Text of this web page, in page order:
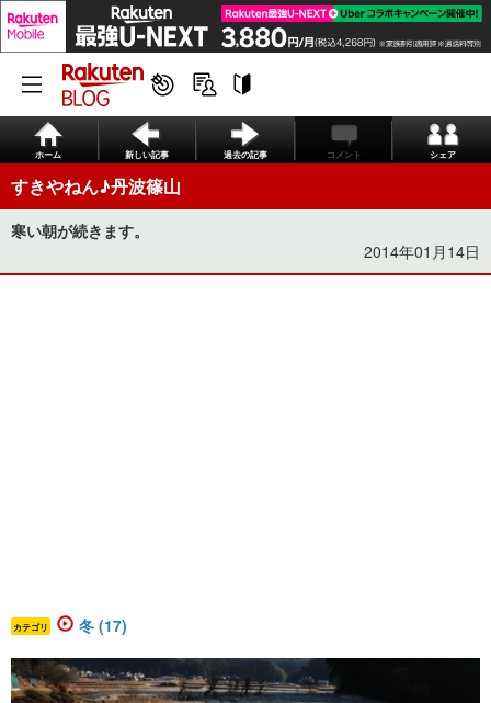
ホーム 新しい記事 過去の記事 コメント シェア
すきやねん♪丹波篠山
寒い朝が続きます。
2014年01月14日
カテゴリ 冬 (17)